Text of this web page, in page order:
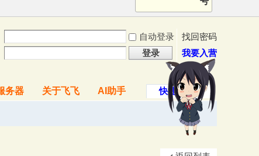
自动登录
找回密码
登录 我要入营
快捷导航
务器 关于飞飞 AI助手